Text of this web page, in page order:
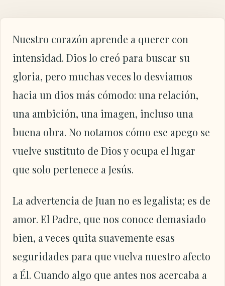
Nuestro corazón aprende a querer con
intensidad. Dios lo creó para buscar su
gloria, pero muchas veces lo desviamos
hacia un dios más cómodo: una relación,
una ambición, una imagen, incluso una
buena obra. No notamos cómo ese apego se
vuelve sustituto de Dios y ocupa el lugar
que solo pertenece a Jesús.
La advertencia de Juan no es legalista; es de
amor. El Padre, que nos conoce demasiado
bien, a veces quita suavemente esas
seguridades para que vuelva nuestro afecto
a Él. Cuando algo que antes nos acercaba a